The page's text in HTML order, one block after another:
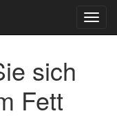
sich
Fett